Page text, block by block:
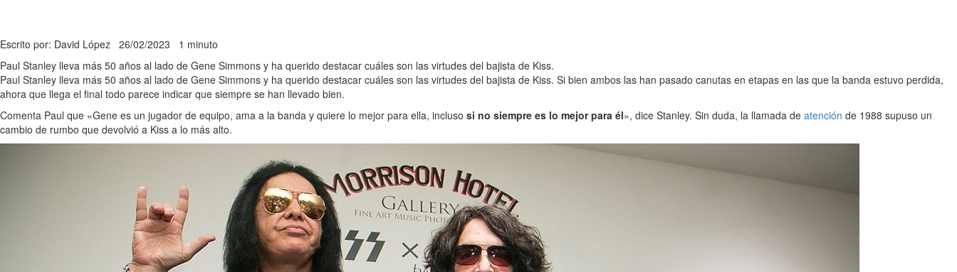
Escrito por: David López 26/02/2023 1 minuto
Paul Stanley lleva más 50 años al lado de Gene Simmons y ha querido destacar cuáles son las virtudes del bajista de Kiss.
Paul Stanley lleva más 50 años al lado de Gene Simmons y ha querido destacar cuáles son las virtudes del bajista de Kiss. Si bien ambos las han pasado canutas en etapas en las que la banda estuvo perdida,
ahora que llega el final todo parece indicar que siempre se han llevado bien.
Comenta Paul que «Gene es un jugador de equipo, ama a la banda y quiere lo mejor para ella, incluso si no siempre es lo mejor para él», dice Stanley. Sin duda, la llamada de atención de 1988 supuso un
cambio de rumbo que devolvió a Kiss a lo más alto.